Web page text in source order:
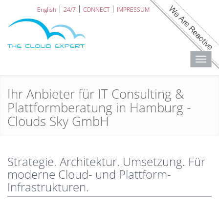
English 24/7 CONNECT IMPRESSUM
Ihr Anbieter für IT Consulting &
Plattformberatung in Hamburg -
Clouds Sky GmbH
Strategie. Architektur. Umsetzung. Für
moderne Cloud- und Plattform-
Infrastrukturen.